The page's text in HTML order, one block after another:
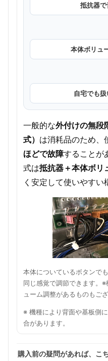
抵抗器
本体ボリュ
自宅でも
一般的な外付けの無段
式） は消耗品のため、
ほどで故障することが
式は抵抗器＋本体ボリ
く安定して使いやすい
本体についているボタンで
同じ感覚で調節できます。
ューム調整があるものもござ
※ 機種により背面や基板側
合があります。
購入前の疑問があれば、こ